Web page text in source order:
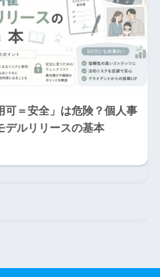
可＝安全」は危険？個人事
デルリリースの基本